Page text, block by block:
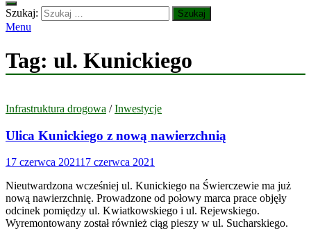
Szukaj:
Menu
Tag: ul. Kunickiego
Infrastruktura drogowa /Inwestycje
Ulica Kunickiego z nową nawierzchnią
17 czerwca 202117 czerwca 2021
Nieutwardzona wcześniej ul. Kunickiego na Świerczewie ma już
nową nawierzchnię. Prowadzone od połowy marca prace objęły
odcinek pomiędzy ul. Kwiatkowskiego i ul. Rejewskiego.
Wyremontowany został również ciąg pieszy w ul. Sucharskiego.